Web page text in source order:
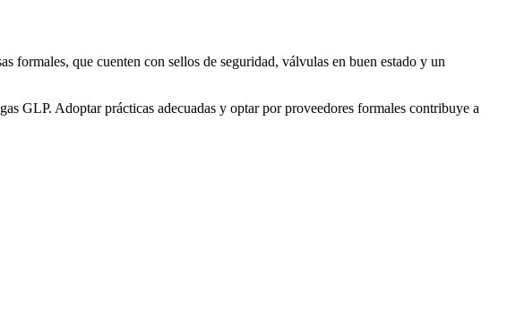
formales, que cuenten con sellos de seguridad, válvulas en buen estado y un
GLP. Adoptar prácticas adecuadas y optar por proveedores formales contribuye a